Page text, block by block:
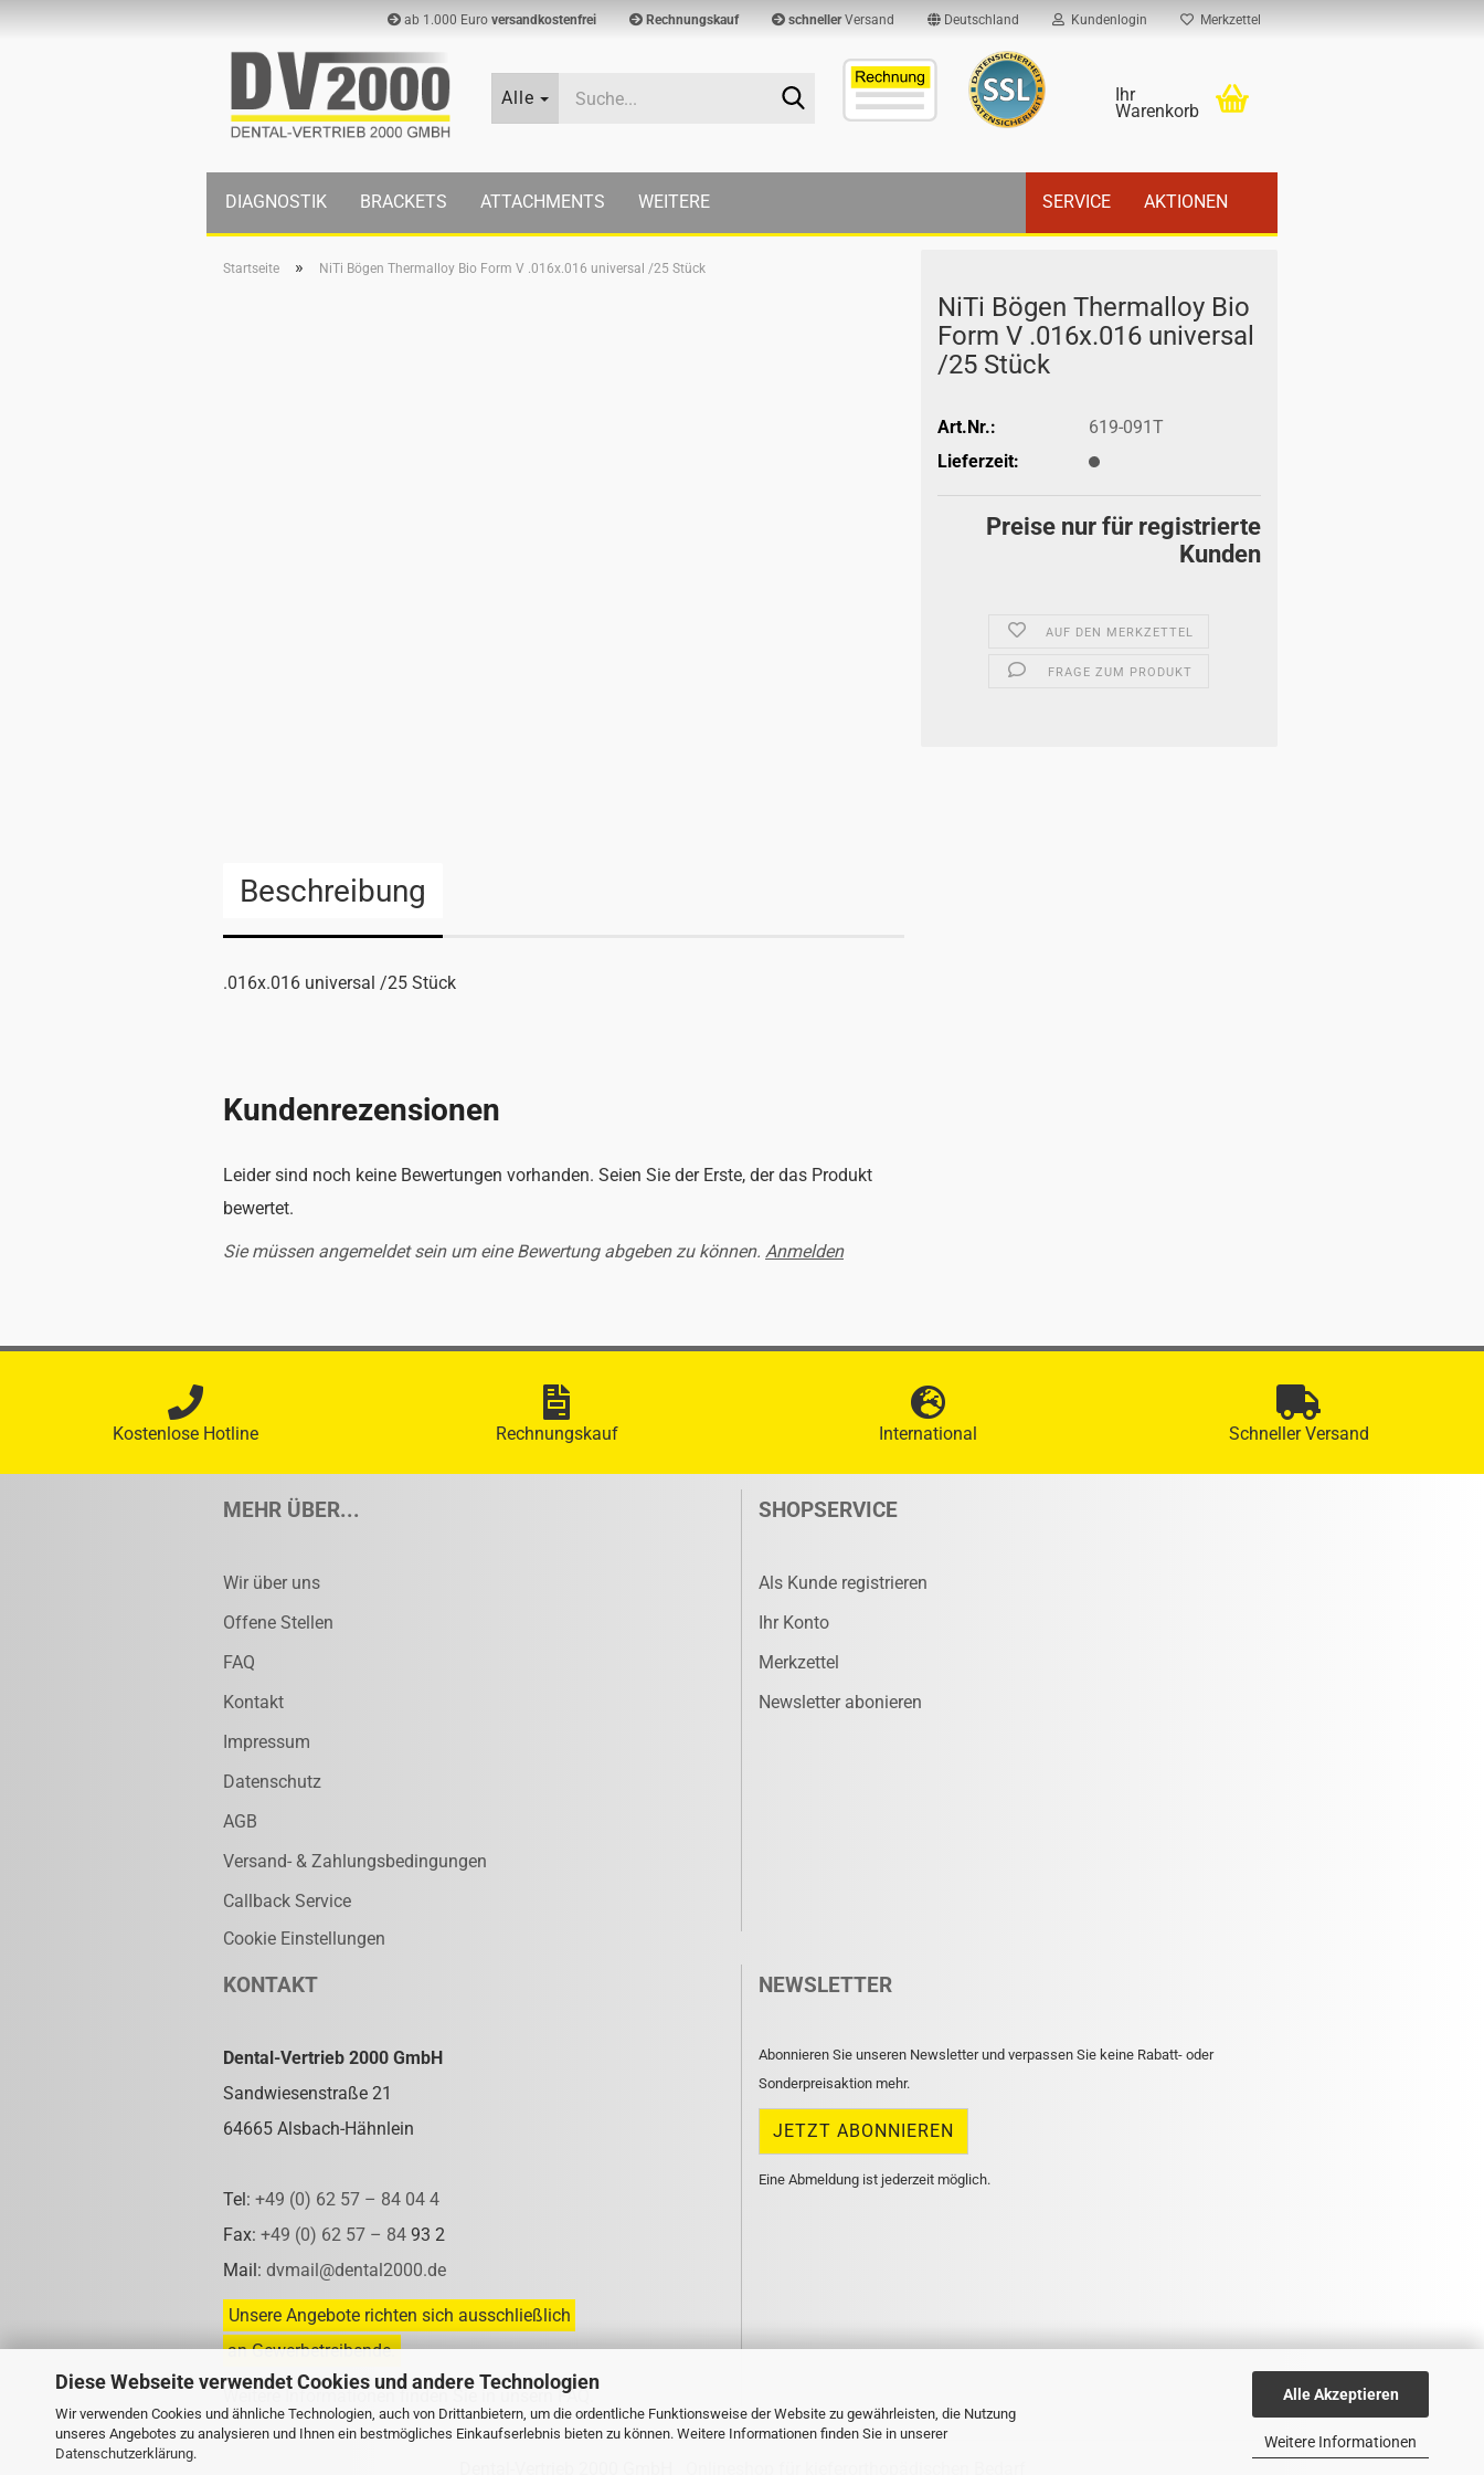
Diese Webseite verwendet Cookies und andere Technologien
Wir verwenden Cookies und ähnliche Technologien, auch von Drittanbietern, um die ordentliche Funktionsweise der Website zu gewährleisten, die Nutzung
unseres Angebotes zu analysieren und Ihnen ein bestmögliches Einkaufserlebnis bieten zu können. Weitere Informationen finden Sie in unserer
Datenschutzerklärung.
Alle Akzeptieren
Weitere Informationen
ab 1.000 Euro versandkostenfrei Rechnungskauf schnellerVersand Deutschland Kundenlogin Merkzettel
Alle
Suche...
Ihr
Warenkorb
DIAGNOSTIK BRACKETS ATTACHMENTS SERVICE AKTIONEN
WEITERE
Startseite » NiTi Bögen Thermalloy Bio Form V .016x.016 universal /25 Stück
NiTi Bögen Ther­mal­loy Bio
Form V .016x.016 uni­ver­sal
/25 Stück
Art.Nr.:
619-091T
Lieferzeit:
Preise nur für registrierte
Kunden
AUF DEN MERKZETTEL
FRAGE ZUM PRODUKT
Beschreibung
.016x.016 universal /25 Stück
Kundenrezensionen
Leider sind noch keine Bewertungen vorhanden. Seien Sie der Erste, der das Produkt
bewertet.
Sie müssen angemeldet sein um eine Bewertung abgeben zu können. Anmelden
Kostenlose Hotline Rechnungskauf International Schneller Versand
MEHR ÜBER...
Wir über uns
Offene Stellen
FAQ
Kontakt
Impressum
Datenschutz
AGB
Versand- & Zahlungsbedingungen
Callback Service
Cookie Einstellungen
SHOPSERVICE
Als Kunde registrieren
Ihr Konto
Merkzettel
Newsletter abonieren
KONTAKT
Dental-Vertrieb 2000 GmbH
Sandwiesenstraße 21
64665 Alsbach-Hähnlein
Tel: +49 (0) 62 57 – 84 04 4
Fax: +49 (0) 62 57 – 84 93 2
Mail: dvmail@dental2000.de
Unsere Angebote richten sich ausschließlich
an Gewerbetreibende.
Weitere Informationen finden Sie in unsernFAQ.
NEWSLETTER
Abonnieren Sie unseren Newsletter und verpassen Sie keine Rabatt- oder
Sonderpreisaktion mehr.
Eine Abmeldung ist jederzeit möglich.